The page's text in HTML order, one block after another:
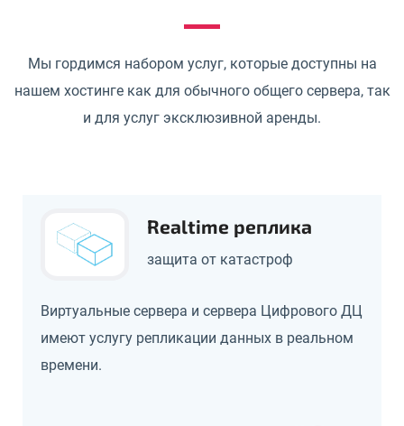
Мы гордимся набором услуг, которые доступны на
нашем хостинге как для обычного общего сервера, так
и для услуг эксклюзивной аренды.
Realtime реплика
защита от катастроф
Виртуальные сервера и сервера Цифрового ДЦ
имеют услугу репликации данных в реальном
времени.